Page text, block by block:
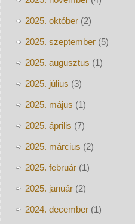
2025. október(2)
2025. szeptember(5)
2025. augusztus (1)
2025. július (3)
2025. május (1)
2025. április (7)
2025. március (2)
2025. február(1)
2025. január(2)
2024. december(1)